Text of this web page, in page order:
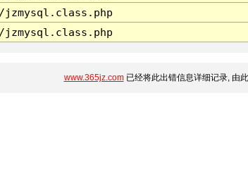
www.365jz.com已经将此出错信息详细记录, 由